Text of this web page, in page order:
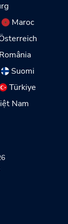
Maroc
Suomi
Türkiye
Nam